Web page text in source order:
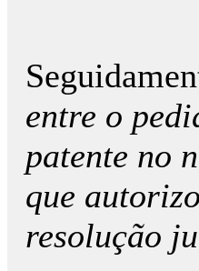
entre o
patente no
que
resolução